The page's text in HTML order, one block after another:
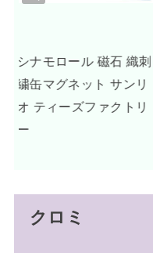
シナモロール キーリン
グ ゴールドキーホルダ
ー シナモン サンリオ
クロミ